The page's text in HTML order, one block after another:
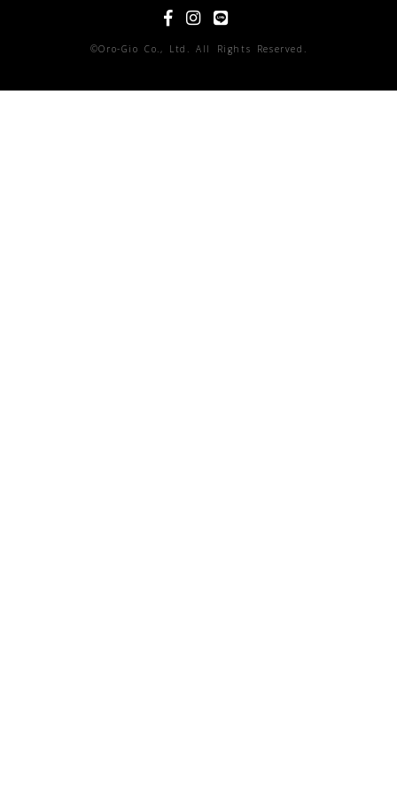
©Oro-Gio Co., Ltd. All Rights Reserved.